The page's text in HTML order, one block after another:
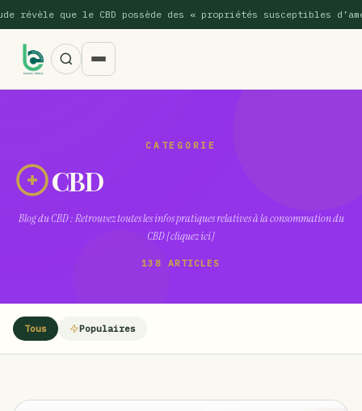
que le CBD possède des « propriétés susceptibles d’améliorer
SUGGESTIONS POPULAIRES
Une nouvelle étude montre que la vaporisation du
La recette du Space Cake
Recette : Préparation du beurre de Marrakech
CATEGORIE
CBD
Blog du CBD : Retrouvez toutes les infos pratiques relatives à la consommation du
CBD [cliquez ici]
138 ARTICLES
Tous Populaires